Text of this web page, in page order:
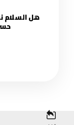
هل السلام